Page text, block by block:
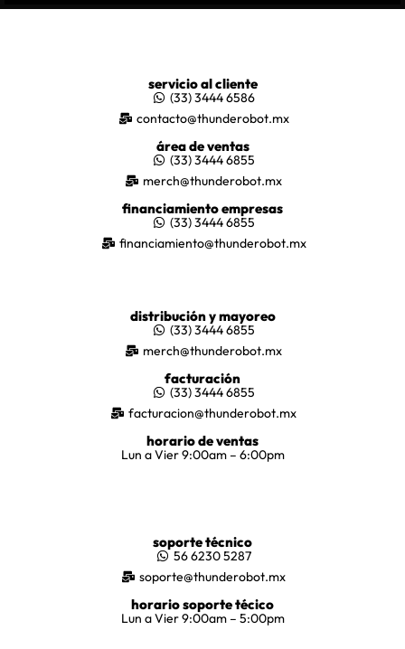
servicio al cliente
(33) 3444 6586
contacto@thunderobot.mx
área de ventas
(33) 3444 6855
merch@thunderobot.mx
financiamiento empresas
(33) 3444 6855
financiamiento@thunderobot.mx
distribución y mayoreo
(33) 3444 6855
merch@thunderobot.mx
facturación
(33) 3444 6855
facturacion@thunderobot.mx
horario de ventas
Lun a Vier 9:00am – 6:00pm
soporte técnico
56 6230 5287
soporte@thunderobot.mx
horario soporte técico
Lun a Vier 9:00am – 5:00pm